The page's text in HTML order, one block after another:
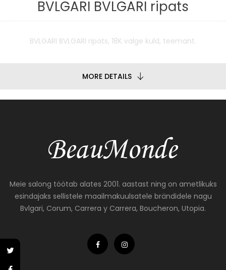
BVLGARI BVLGARI ripats
BVLGARI BVLGARI ripats, 18K valge kuld, teemant.
MORE DETAILS
Meie salong töötab alates 2001. aastast ning on ametlikuks
esindajaks sellistele maailmakuulsatele brändidele nagu
Bvlgari, Corum, Carrera y Carrera, Boucheron, Utopia.